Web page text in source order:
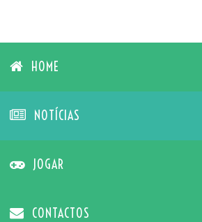
HOME
NOTÍCIAS
JOGAR
CONTACTOS